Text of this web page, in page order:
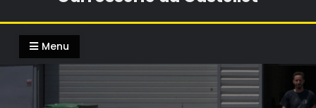
Menu